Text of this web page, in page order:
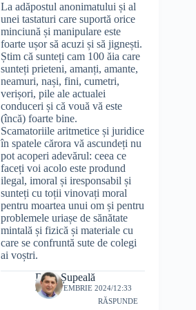
La adăpostul anonimatului și al
unei tastaturi care suportă orice
minciună și manipulare este
foarte ușor să acuzi și să jignești.
Știm că sunteți cam 100 ăia care
sunteți prieteni, amanți, amante,
neamuri, nași, fini, cumetri,
verișori, pile ale actualei
conduceri și că vouă vă este
(încă) foarte bine.
Scamatoriile aritmetice și juridice
în spatele cărora vă ascundeți nu
pot acoperi adevărul: ceea ce
faceți voi acolo este prodund
ilegal, imoral și iresponsabil și
sunteți cu toții vinovați moral
pentru moartea unui om și pentru
problemele uriașe de sănătate
mintală și fizică și materiale cu
care se confruntă sute de colegi
ai voștri.
Doru Șupeală
28 SEPTEMBRIE 2024/12:33
RĂSPUNDE